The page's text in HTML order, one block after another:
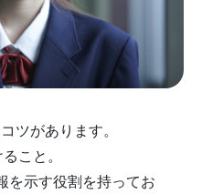
ツがあります。
こと。
を示す役割を持ってお